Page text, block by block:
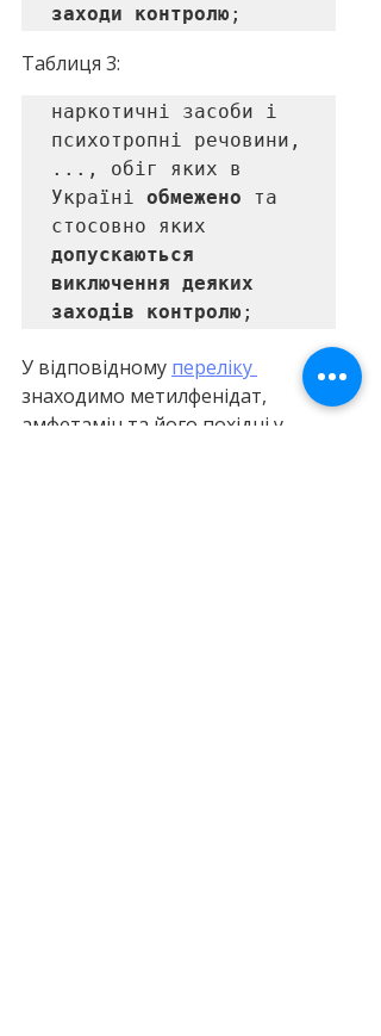
заходи контролю ;
Таблиця 3:
наркотичні засоби і
психотропні речовини,
..., обіг яких в
Україні обмежено та
допускаються
виключення деяких
заходів контролю ;
У відповідному переліку
знаходимо метилфенідат,
амфетамін та його похідні у